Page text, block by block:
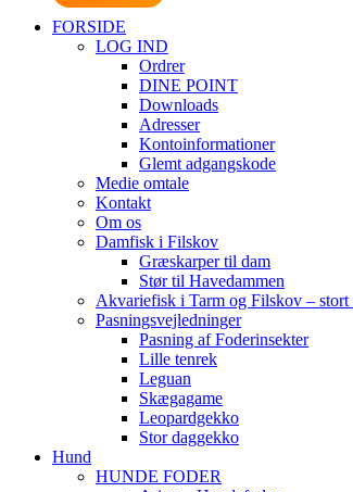
FORSIDE
LOG IND
Ordrer
DINE POINT
Downloads
Adresser
Kontoinformationer
Glemt adgangskode
Medie omtale
Kontakt
Om os
Damfisk i Filskov
Græskarper til dam
Stør til Havedammen
Akvariefisk i Tarm og Filskov – stort
Pasningsvejledninger
Pasning af Foderinsekter
Lille tenrek
Leguan
Skægagame
Leopardgekko
Stor daggekko
Hund
HUNDE FODER